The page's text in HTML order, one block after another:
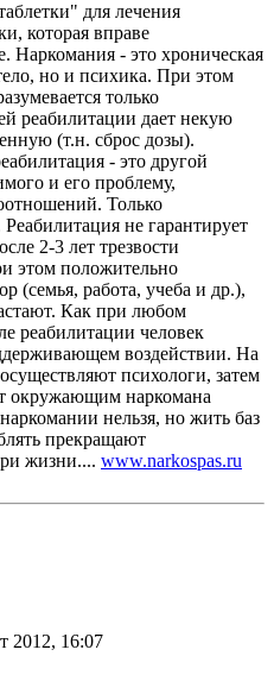
для лечения
которая вправе
Наркомания - это хроническая
но и психика. При этом
только
реабилитации дает некую
(т.н. сброс дозы).
- это другой
и его проблему,
Только
не гарантирует
2-3 лет трезвости
этом положительно
(семья, работа, учеба и др.),
Как при любом
реабилитации человек
воздействии. На
психологи, затем
окружающим наркомана
нельзя, но жить баз
прекращают
жизни.... www.narkospas.ru
2012, 16:07